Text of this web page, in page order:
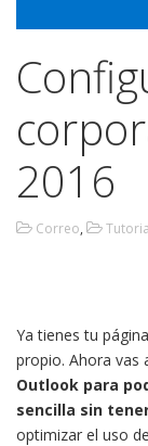
2016
Correo,
Ya tienes tu
propio. Ahora vas
Outlook para
sencilla sin
optimizar el uso